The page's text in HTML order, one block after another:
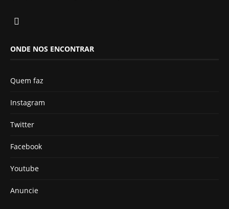
ONDE NOS ENCONTRAR
Quem faz
Instagram
Twitter
Facebook
Youtube
Anuncie